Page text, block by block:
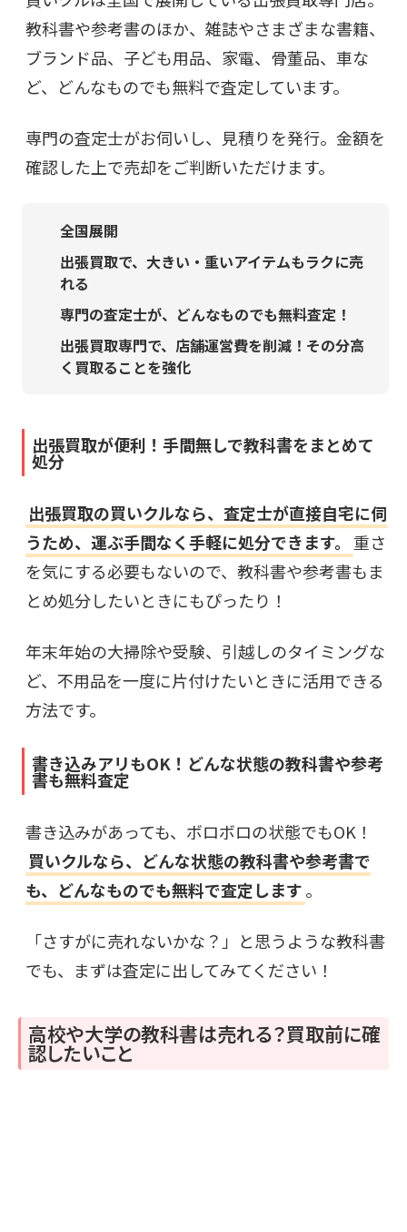
教科書や参考書のほか、雑誌やさまざまな書籍、
ブランド品、子ども用品、家電、骨董品、車な
ど、どんなものでも無料で査定しています。
専門の査定士がお伺いし、見積りを発行。金額を
確認した上で売却をご判断いただけます。
全国展開
出張買取で、大きい・重いアイテムもラクに売
れる
専門の査定士が、どんなものでも無料査定！
出張買取専門で、店舗運営費を削減！その分高
く買取ることを強化
出張買取が便利！手間無しで教科書をまとめて
処分
出張買取の買いクルなら、査定士が直接自宅に伺
うため、運ぶ手間なく手軽に処分できます。 重さ
を気にする必要もないので、教科書や参考書もま
とめ処分したいときにもぴったり！
年末年始の大掃除や受験、引越しのタイミングな
ど、不用品を一度に片付けたいときに活用できる
方法です。
書き込みアリもOK！どんな状態の教科書や参考
書も無料査定
書き込みがあっても、ボロボロの状態でもOK！
買いクルなら、どんな状態の教科書や参考書で
も、どんなものでも無料で査定します。
「さすがに売れないかな？」と思うような教科書
でも、まずは査定に出してみてください！
高校や大学の教科書は売れる？買取前に確
認したいこと